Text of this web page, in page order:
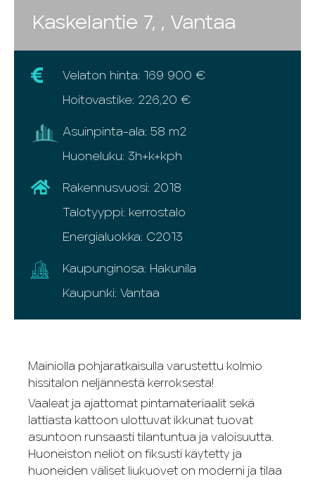
Kaskelantie 7, , Vantaa
Velaton hinta: 169 900 €
Hoitovastike: 226,20 €
Asuinpinta-ala: 58 m2
Huoneluku: 3h+k+kph
Rakennusvuosi: 2018
Talotyyppi: kerrostalo
Energialuokka: C2013
Kaupunginosa: Hakunila
Kaupunki: Vantaa
Mainiolla pohjaratkaisulla varustettu kolmio
hissitalon neljännestä kerroksesta!
Vaaleat ja ajattomat pintamateriaalit sekä
lattiasta kattoon ulottuvat ikkunat tuovat
asuntoon runsaasti tilantuntua ja valoisuutta.
Huoneiston neliöt on fiksusti käytetty ja
huoneiden väliset liukuovet on moderni ja tilaa